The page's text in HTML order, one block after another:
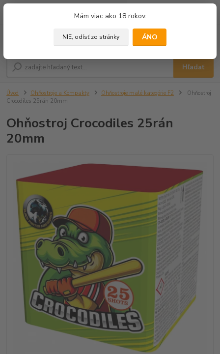
Mám viac ako 18 rokov.
NIE, odísť zo stránky ÁNO
Hľadať
Úvod Ohňostroje a Kompakty Ohňostroje malé kategórie F2
Ohňostroj
Crocodiles 25rán 20mm
Ohňostroj Crocodiles 25rán
20mm